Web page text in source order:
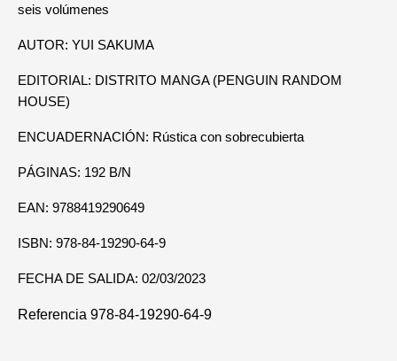
seis volúmenes
AUTOR: YUI SAKUMA
EDITORIAL: DISTRITO MANGA (PENGUIN RANDOM
HOUSE)
ENCUADERNACIÓN: Rústica con sobrecubierta
PÁGINAS: 192 B/N
EAN: 9788419290649
ISBN: 978-84-19290-64-9
FECHA DE SALIDA: 02/03/2023
Referencia 978-84-19290-64-9